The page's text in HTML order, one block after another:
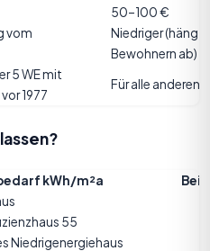
50–100 €
vom
Niedriger (hängt
Bewohnern ab)
5 WE mit
1977
Für alle anderen
kWh/m²a
55
Niedrigenergiehaus